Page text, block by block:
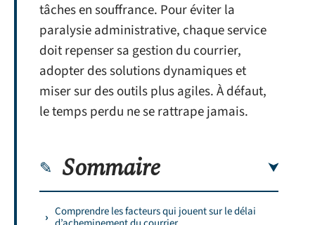
tâches en souffrance. Pour éviter la
paralysie administrative, chaque service
doit repenser sa gestion du courrier,
adopter des solutions dynamiques et
miser sur des outils plus agiles. À défaut,
le temps perdu ne se rattrape jamais.
Sommaire
Comprendre les facteurs qui jouent sur le délai